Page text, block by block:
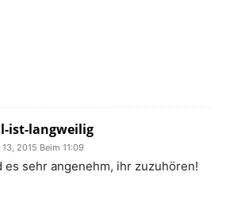
ist-langweilig
2015 Beim 11:09
es sehr angenehm, ihr zuzuhören!